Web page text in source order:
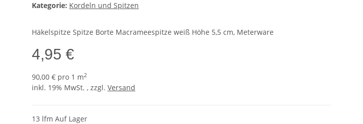
Kategorie: Kordeln und Spitzen
Häkelspitze Spitze Borte Macrameespitze weiß Höhe 5,5 cm, Meterware
4,95 €
90,00 € pro 1 m2
inkl. 19% MwSt. , zzgl. Versand
13 lfm Auf Lager